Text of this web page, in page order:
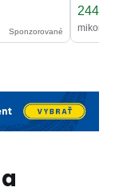
Sponzorované